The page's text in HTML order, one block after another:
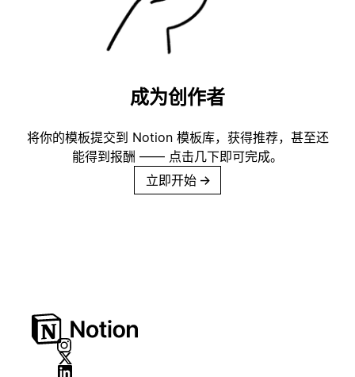
成为创作者
将你的模板提交到 Notion 模板库，获得推荐，甚至还
能得到报酬 —— 点击几下即可完成。
立即开始 →